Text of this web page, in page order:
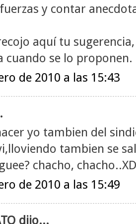
y contar
aquí tu
cuando se lo proponen.
de 2010 a las 15:43
yo tambien del
tambien se
chacho, chacho..XD
de 2010 a las 15:49
dijo...